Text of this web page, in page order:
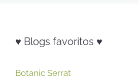
♥ Blogs favoritos ♥
Botanic Serrat